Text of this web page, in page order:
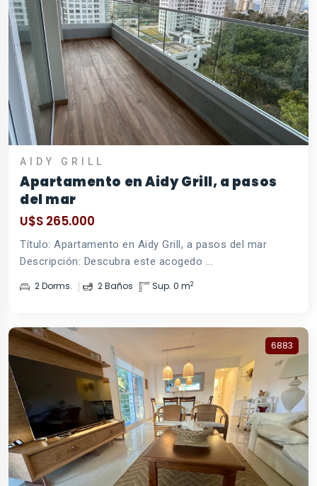
AIDY GRILL
Apartamento en Aidy Grill, a pasos
del mar
U$S 265.000
Título: Apartamento en Aidy Grill, a pasos del mar
Descripción: Descubra este acogedo ...
2 Dorms. 2 Baños Sup. 0 m2
6883